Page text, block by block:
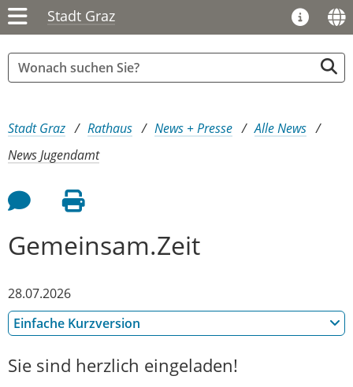
Stadt Graz
Sie sind hier:
Stadt Graz Rathaus News + Presse
Alle News
News Jugendamt
Feedback an Autor
Seite drucken
Gemeinsam.Zeit
28.07.2026
Einfache Kurzversion
Sie sind herzlich eingeladen!